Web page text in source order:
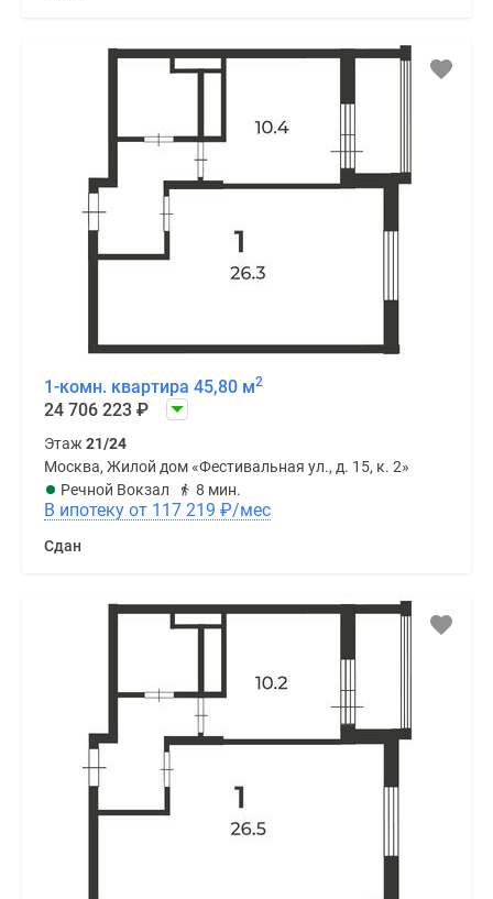
1-комн. квартира 45,80 м2
24 706 223 ₽
Этаж 21/24
Москва, Жилой дом «Фестивальная ул., д. 15, к. 2»
Речной Вокзал
8 мин.
В ипотеку от 117 219 ₽/мес
Сдан